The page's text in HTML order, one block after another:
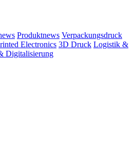
Produktnews Verpackungsdruck
Electronics 3D Druck Logistik &
Digitalisierung